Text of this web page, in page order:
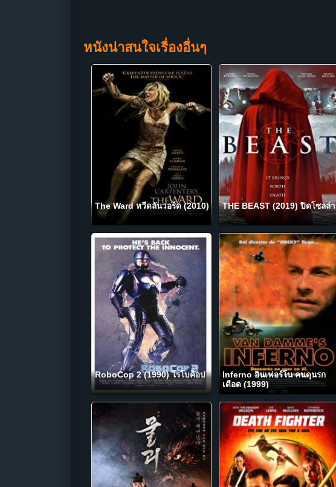
หนังน่าสนใจเรื่องอื่นๆ
The Ward หวีดลั่นวอร์ด (2010) THE BEAST (2019) ปิดโซลล่า
RoboCop 2 (1990) โรโบค็อป
Inferno อินเฟอร์โน คนดุนรก
เดือด (1999)